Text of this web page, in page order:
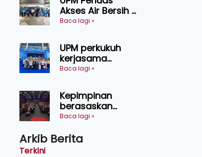
transformasi
pertanian
Sarawak
Akses Air Bersih di
31 Kediaman
Chini
Baca lagi »
UPM perkukuh
kerjasama
pendidikan pintar
lawatan rasmi ke
China
Baca lagi »
Kepimpinan
berasaskan
kepercayaan
kecemerlangan
Baca lagi »
Arkib Berita
Terkini